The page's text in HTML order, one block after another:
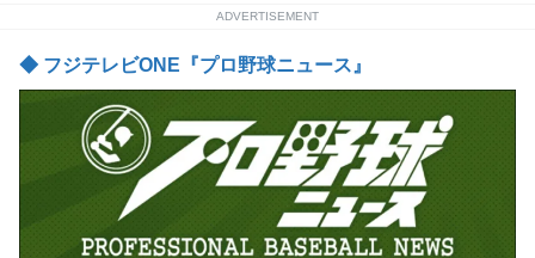
ADVERTISEMENT
◆ フジテレビONE『プロ野球ニュース』